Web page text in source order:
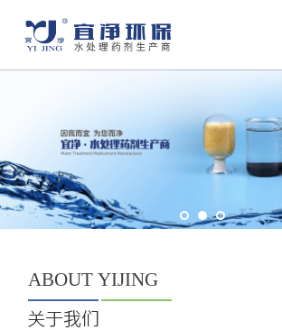
ABOUTYIJING